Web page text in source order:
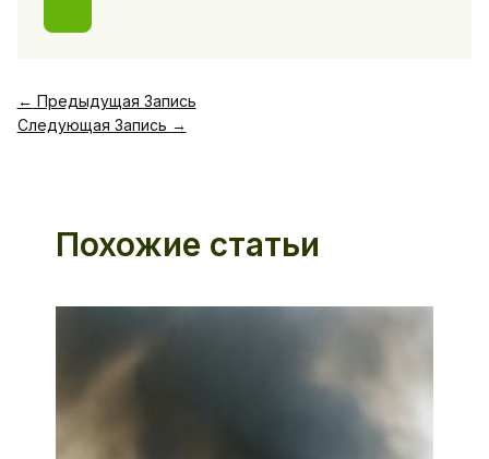
← Предыдущая Запись
Следующая Запись →
Похожие статьи